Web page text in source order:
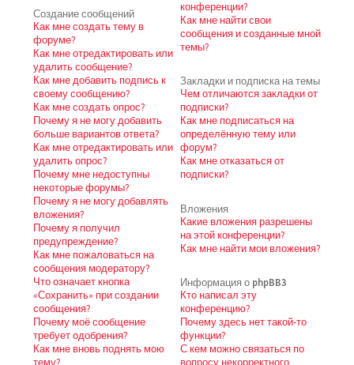
Создание сообщений
Как мне создать тему в
форуме?
Как мне отредактировать или
удалить сообщение?
Как мне добавить подпись к
своему сообщению?
Как мне создать опрос?
Почему я не могу добавить
больше вариантов ответа?
Как мне отредактировать или
удалить опрос?
Почему мне недоступны
некоторые форумы?
Почему я не могу добавлять
вложения?
Почему я получил
предупреждение?
Как мне пожаловаться на
сообщения модератору?
Что означает кнопка
«Сохранить» при создании
сообщения?
Почему моё сообщение
требует одобрения?
Как мне вновь поднять мою
конференции?
Как мне найти свои
сообщения и созданные мной
темы?
Закладки и подписка на темы
Чем отличаются закладки от
подписки?
Как мне подписаться на
определённую тему или
форум?
Как мне отказаться от
подписки?
Вложения
Какие вложения разрешены
на этой конференции?
Как мне найти мои вложения?
Информация о phpBB3
Кто написал эту
конференцию?
Почему здесь нет такой-то
функции?
С кем можно связаться по